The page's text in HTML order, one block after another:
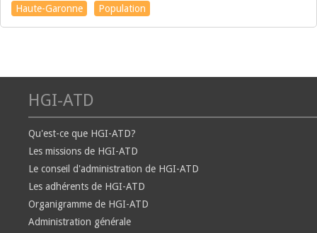
Haute-Garonne Population
HGI-ATD
Qu'est-ce que HGI-ATD?
Les missions de HGI-ATD
Le conseil d'administration de HGI-ATD
Les adhérents de HGI-ATD
Organigramme de HGI-ATD
Administration générale